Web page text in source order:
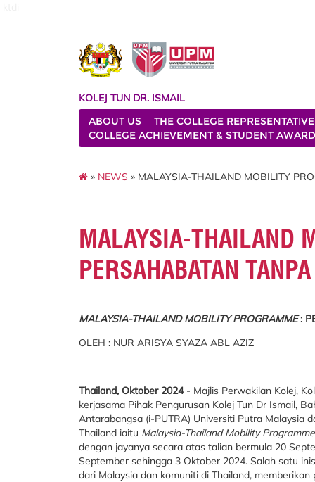
KOLEJ TUN DR. ISMAIL
ABOUT US
THE COLLEGE
COLLEGE ACHIEVEMENT & STUDENT
» NEWS » MALAYSIA-THAILAND MOBILITY
MALAYSIA-THAILAND
PERSAHABATAN
MALAYSIA-THAILAND MOBILITY PROGRAMME:
OLEH : NUR ARISYA SYAZA ABL AZIZ
Thailand, Oktober 2024- Majlis Perwakilan Kolej,
kerjasama Pihak Pengurusan Kolej Tun Dr Ismail,
Antarabangsa (i-PUTRA) Universiti Putra Malaysia
Thailand iaitu Malaysia-Thailand Mobility Programme
dengan jayanya secara atas talian bermula 20
September sehingga 3 Oktober 2024. Salah satu
dari Malaysia dan komuniti di Thailand,